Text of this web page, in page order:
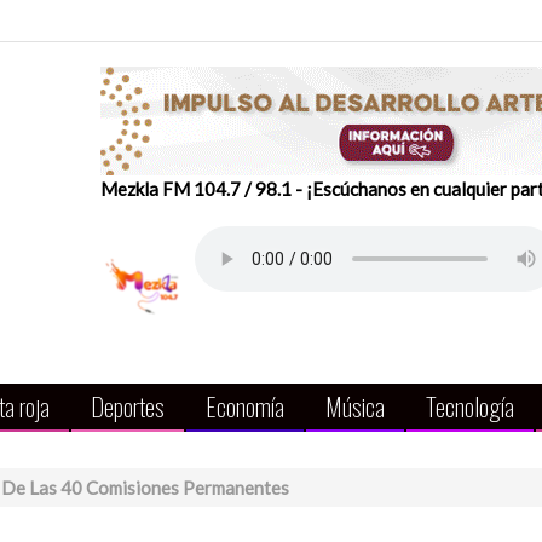
Mezkla FM 104.7 / 98.1 - ¡Escúchanos en cualquier
roja Deportes Economía Música Tecnología
Las 40 Comisiones Permanentes